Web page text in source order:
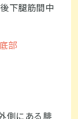
下腿筋間中
部
側にある腓